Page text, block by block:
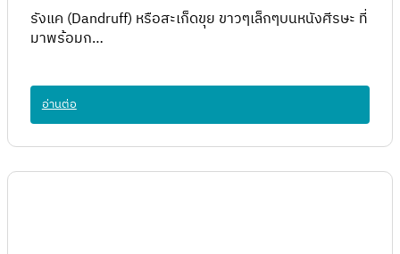
รังแค (Dandruff) หรือสะเก็ดขุย ขาวๆเล็กๆบนหนังศีรษะ ที่
มาพร้อมก…
อ่านต่อ